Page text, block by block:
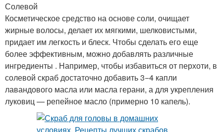
Солевой
Косметическое средство на основе соли, очищает
жирные волосы, делает их мягкими, шелковистыми,
придает им легкость и блеск. Чтобы сделать его еще
более эффективным, можно добавлять различные
ингредиенты . Например, чтобы избавиться от перхоти, в
солевой скраб достаточно добавить 3−4 капли
лавандового масла или масла герани, а для укрепления
луковиц — репейное масло (примерно 10 капель).